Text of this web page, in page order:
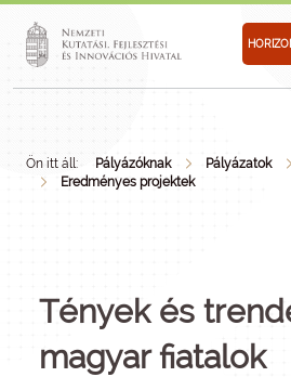
Ön itt áll: Pályázóknak Pályázatok
Eredményes projektek
Tények és
magyar fiatalok